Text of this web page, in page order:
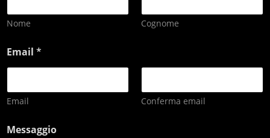
Nome Cognome
Email *
Email Conferma email
Messaggio